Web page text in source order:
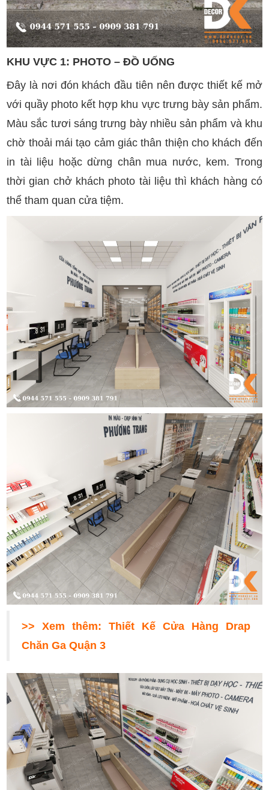
KHU VỰC 1: PHOTO – ĐỒ UỐNG
Đây là nơi đón khách đầu tiên nên được thiết kế mở
với quầy photo kết hợp khu vực trưng bày sản phẩm.
Màu sắc tươi sáng trưng bày nhiều sản phẩm và khu
chờ thoải mái tạo cảm giác thân thiện cho khách đến
in tài liệu hoặc dừng chân mua nước, kem. Trong
thời gian chở khách photo tài liệu thì khách hàng có
thể tham quan cửa tiệm.
>> Xem thêm:Thiết Kế Cửa Hàng Drap
Chăn Ga Quận 3